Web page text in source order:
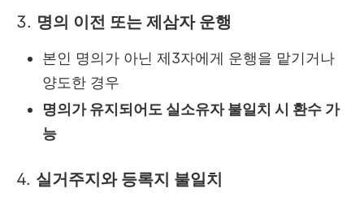
3. 명의 이전 또는 제삼자 운행
본인 명의가 아닌 제3자에게 운행을 맡기거나
양도한 경우
명의가 유지되어도 실소유자 불일치 시 환수 가
능
4. 실거주지와 등록지 불일치